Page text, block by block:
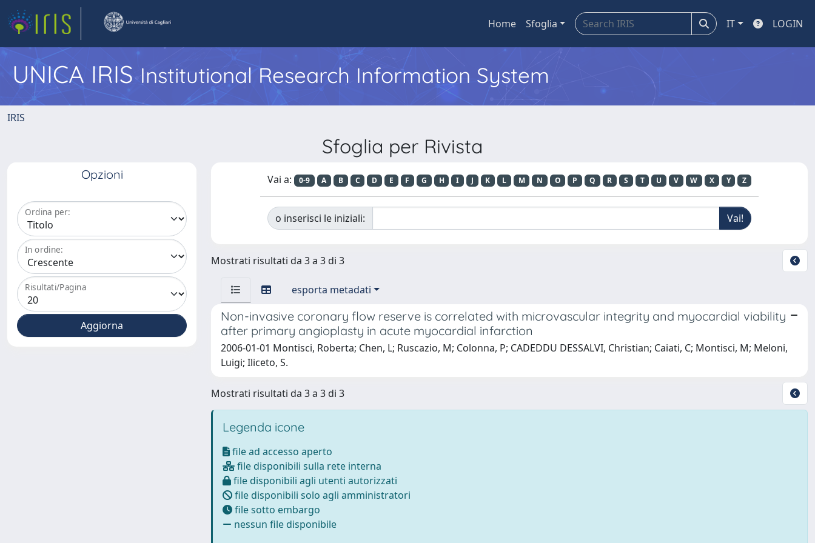
Home Sfoglia IT LOGIN
UNICA IRISInstitutional Research Information System
IRIS
Sfoglia per Rivista
Opzioni
Ordina per:
In ordine:
Risultati/Pagina
Vai a: 0-9 A B C D E F G H I J K L M N O P Q R S T U V W X Y Z
o inserisci le iniziali:
Mostrati risultati da 3 a 3 di 3
esporta metadati
Non-invasive coronary flow reserve is correlated with microvascular integrity and myocardial viability
after primary angioplasty in acute myocardial infarction
2006-01-01 Montisci, Roberta; Chen, L; Ruscazio, M; Colonna, P; CADEDDU DESSALVI, Christian; Caiati, C; Montisci, M; Meloni,
Luigi; Iliceto, S.
Mostrati risultati da 3 a 3 di 3
Legenda icone
file ad accesso aperto
file disponibili sulla rete interna
file disponibili agli utenti autorizzati
file disponibili solo agli amministratori
file sotto embargo
nessun file disponibile